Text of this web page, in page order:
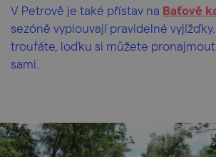
V Petrově je také přístav na Baťově
sezóně vyplouvají pravidelné
troufáte, loďku si můžete
sami.